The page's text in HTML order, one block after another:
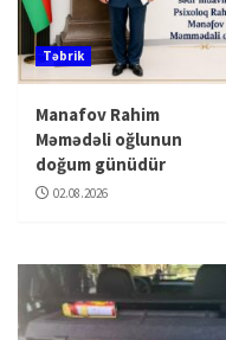
Təbrik
Manafov Rahim
Məmədəli oğlunun
doğum günüdür
02.08.2026